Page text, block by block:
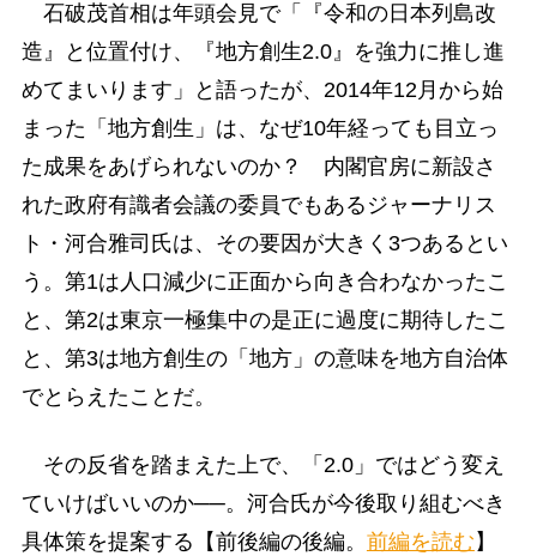
石破茂首相は年頭会見で「『令和の日本列島改
造』と位置付け、『地方創生2.0』を強力に推し進
めてまいります」と語ったが、2014年12月から始
まった「地方創生」は、なぜ10年経っても目立っ
た成果をあげられないのか？ 内閣官房に新設さ
れた政府有識者会議の委員でもあるジャーナリス
ト・河合雅司氏は、その要因が大きく3つあるとい
う。第1は人口減少に正面から向き合わなかったこ
と、第2は東京一極集中の是正に過度に期待したこ
と、第3は地方創生の「地方」の意味を地方自治体
でとらえたことだ。
その反省を踏まえた上で、「2.0」ではどう変え
ていけばいいのか──。河合氏が今後取り組むべき
具体策を提案する【前後編の後編。 前編を読む 】